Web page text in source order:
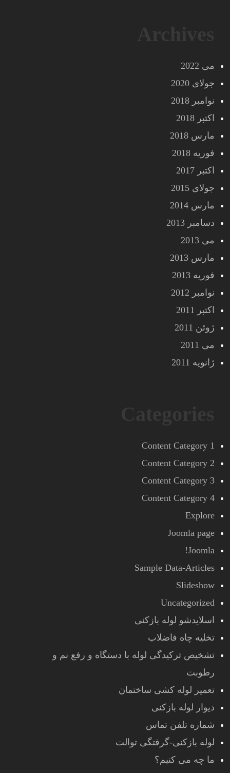
می 2022
جولای 2020
نوامبر 2018
اکتبر 2018
مارس 2018
فوریه 2018
اکتبر 2017
جولای 2015
مارس 2014
دسامبر 2013
می 2013
مارس 2013
فوریه 2013
نوامبر 2012
اکتبر 2011
ژوئن 2011
می 2011
ژانویه 2011
Content Category 1
Content Category 2
Content Category 3
Content Category 4
Explore
Joomla page
Joomla!
Sample Data-Articles
Slideshow
Uncategorized
اسلایدشو لوله بازکنی
تخلیه چاه فاضلاب
تشخیص ترکیدگی لوله با دستگاه و رفع نم و
رطوبت
تعمیر لوله کشی ساختمان
دیوار لوله بازکنی
شماره تلفن تماس
لوله بازکنی-گرفتگی توالت
ما چه می کنیم؟